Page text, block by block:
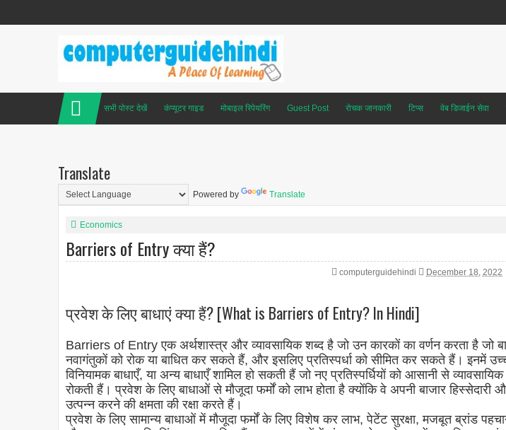
सभी पोस्ट देखें कंप्यूटर गाइड मोबाइल रिपेयरिंग Guest Post रोचक जानकारी टिप्स वेब डिजाईन सेवा
Translate
Powered by Translate
Economics
Barriers of Entry क्या हैं?
computerguidehindi December 18, 2022
प्रवेश के लिए बाधाएं क्या हैं? [What is Barriers of Entry? In Hindi]
Barriers of Entry एक अर्थशास्त्र और व्यावसायिक शब्द है जो उन कारकों का वर्णन करता है जो
नवागंतुकों को रोक या बाधित कर सकते हैं, और इसलिए प्रतिस्पर्धा को सीमित कर सकते हैं। इनमें
विनियामक बाधाएँ, या अन्य बाधाएँ शामिल हो सकती हैं जो नए प्रतिस्पर्धियों को आसानी से
रोकती हैं। प्रवेश के लिए बाधाओं से मौजूदा फर्मों को लाभ होता है क्योंकि वे अपनी बाजार हिस्सेदारी
उत्पन्न करने की क्षमता की रक्षा करते हैं।
प्रवेश के लिए सामान्य बाधाओं में मौजूदा फर्मों के लिए विशेष कर लाभ, पेटेंट सुरक्षा, मजबूत ब्रांड